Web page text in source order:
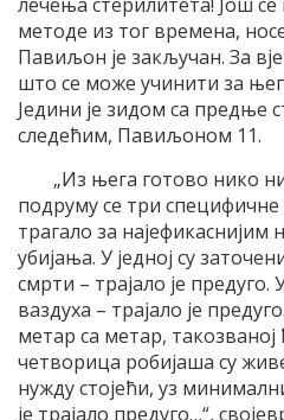
методе из тог времена,
Павиљон је закључан. За
што се може учинити за
Једини је зидом са предње
следећим, Павиљоном 11.
„Из њега готово нико
подруму се три специфичне
трагало за
убијања. У једној су
смрти – трајало је предуго.
ваздуха – трајало је
метар са метар, такозваној
четворица робијаша су
нужду стојећи, уз
је трајало предуго…“,